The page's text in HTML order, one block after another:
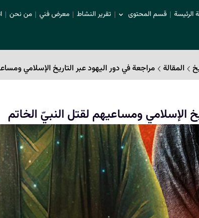
الرئيسة قسم المحتوى تقرير النشاط معرض فني من نحن
المقالة مراجعة في دور اليهود عبر التاريخ الإسلامي
الإسلامي ومساعيهم لقتل النبيّ الخاتم